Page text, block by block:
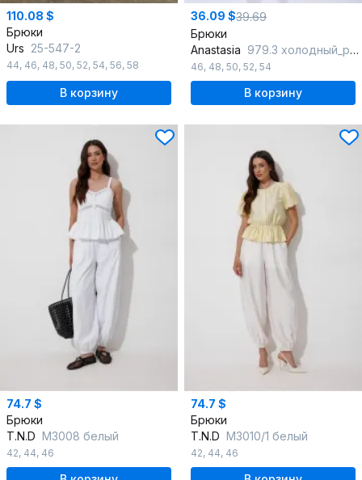
110.08 $
Брюки
Urs 25-547-2
44, 46, 48, 50, 52, 54, 56, 58
В корзину
36.09 $39.69
Брюки
Anastasia 979.3 холодный_розовый
46, 48, 50, 52, 54
В корзину
74.7 $
Брюки
T.N.D М3008 белый
42, 44, 46
74.7 $
Брюки
T.N.D М3010/1 белый
42, 44, 46